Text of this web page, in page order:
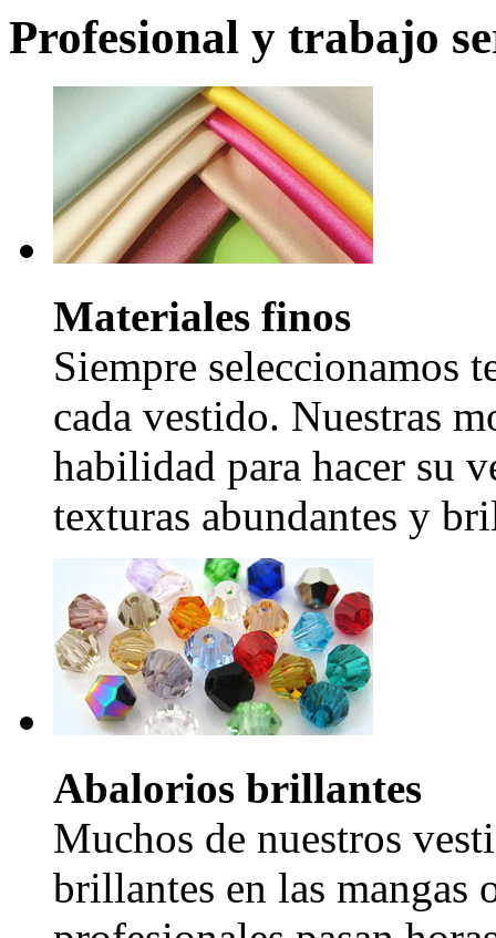
Profesional y trabajo
Materiales finos
Siempre seleccionamos
cada vestido. Nuestras
habilidad para hacer su
texturas abundantes y
Abalorios brillantes
Muchos de nuestros
brillantes en las mangas